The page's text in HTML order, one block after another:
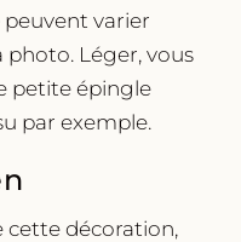
varier
Léger, vous
petite épingle
par exemple.
cette décoration,